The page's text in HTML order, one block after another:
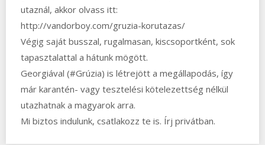
utaznál, akkor olvass itt:
http://vandorboy.com/gruzia-korutazas/
Végig saját busszal, rugalmasan, kiscsoportként, sok
tapasztalattal a hátunk mögött.
Georgiával (#Grúzia) is létrejött a megállapodás, így
már karantén- vagy tesztelési kötelezettség nélkül
utazhatnak a magyarok arra.
Mi biztos indulunk, csatlakozz te is. Írj privátban.